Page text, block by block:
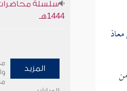
سلسلة
1444هـ
المزيد